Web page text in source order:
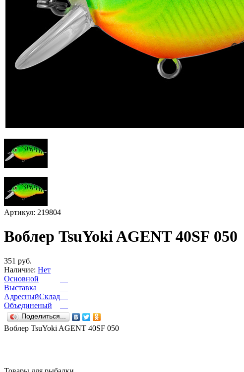
Артикул: 219804
Воблер TsuYoki AGENT 40SF 050
351 руб.
Наличие: Нет
Основной
Выставка
АдресныйСклад
Объединеный
Поделиться...
Воблер TsuYoki AGENT 40SF 050